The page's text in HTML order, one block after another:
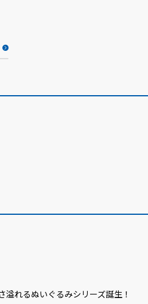
れるぬいぐるみシリーズ誕生！